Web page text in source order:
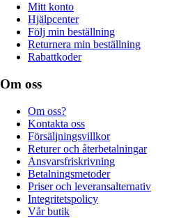
Mitt konto
Hjälpcenter
Följ min beställning
Returnera min beställning
Rabattkoder
Om oss
Om oss?
Kontakta oss
Försäljningsvillkor
Returer och återbetalningar
Ansvarsfriskrivning
Betalningsmetoder
Priser och leveransalternativ
Integritetspolicy
Vår butik